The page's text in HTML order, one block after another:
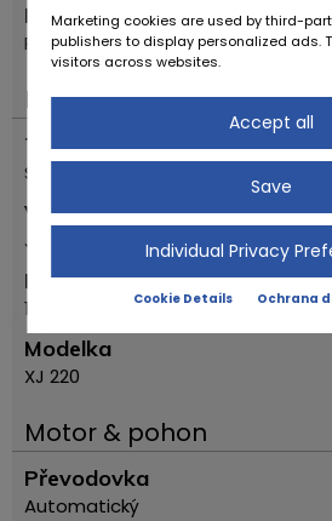
Místo
Reggio Emilia
Důležité
Typ vozidla
Starožitné auto
Výrobce
Jaguar
První registrační rok
1993
Modelka
XJ 220
Motor & pohon
Převodovka
Automatický
Marketing cookies are used by third-
publishers to display personalized ads.
visitors across websites.
Accept all
Save
Individual Privacy
Cookie Details Ochrana